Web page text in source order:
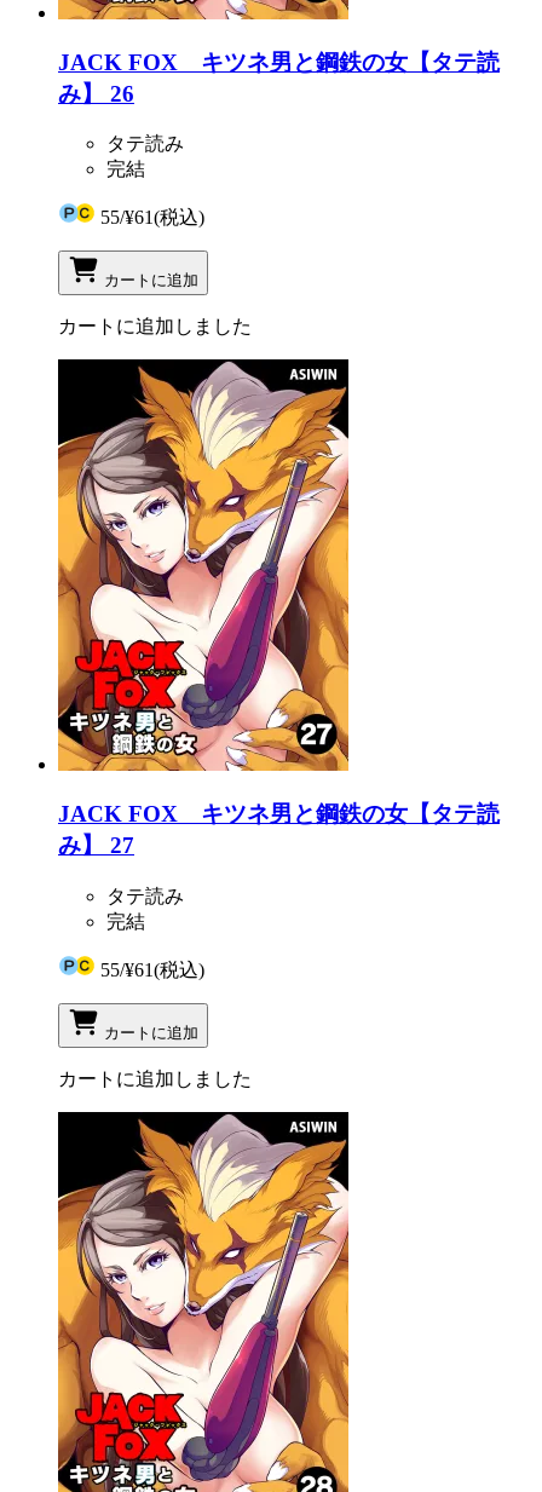
JACK FOX キツネ男と鋼鉄の女【タテ読
み】 26
タテ読み
完結
55/¥61(税込)
カートに追加
カートに追加しました
JACK FOX キツネ男と鋼鉄の女【タテ読
み】 27
タテ読み
完結
55/¥61(税込)
カートに追加
カートに追加しました